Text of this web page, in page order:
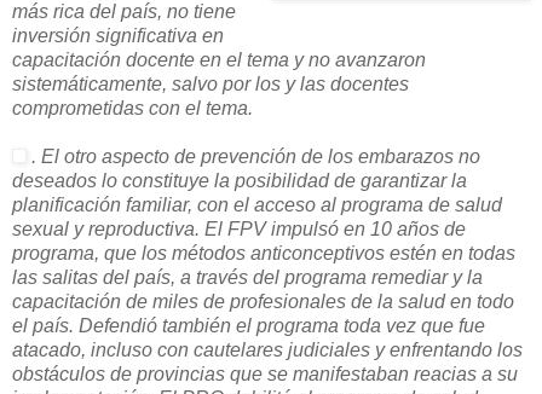
más rica del país, no tiene
inversión significativa en
capacitación docente en el tema y no avanzaron
sistemáticamente, salvo por los y las docentes
comprometidas con el tema.
. El otro aspecto de prevención de los embarazos no
deseados lo constituye la posibilidad de garantizar la
planificación familiar, con el acceso al programa de salud
sexual y reproductiva. El FPV impulsó en 10 años de
programa, que los métodos anticonceptivos estén en todas
las salitas del país, a través del programa remediar y la
capacitación de miles de profesionales de la salud en todo
el país. Defendió también el programa toda vez que fue
atacado, incluso con cautelares judiciales y enfrentando los
obstáculos de provincias que se manifestaban reacias a su